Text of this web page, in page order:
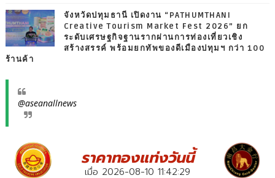
จังหวัดปทุมธานี เปิดงาน “PATHUMTHANI
Creative Tourism Market Fest 2026” ยก
ระดับเศรษฐกิจฐานรากผ่านการท่องเที่ยวเชิง
สร้างสรรค์ พร้อมยกทัพของดีเมืองปทุมฯ กว่า 100
ร้านค้า
@aseanallnews